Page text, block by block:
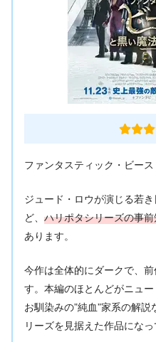
ファンタスティック・ビース
ジュード・ロウが演じる若
ど、 ハリポタシリーズの事
あります。
今作は全体的にダークで、
す。本編のほとんどがニュ
お馴染みの”純血”家系の解
リーズを見据えた作品になっ